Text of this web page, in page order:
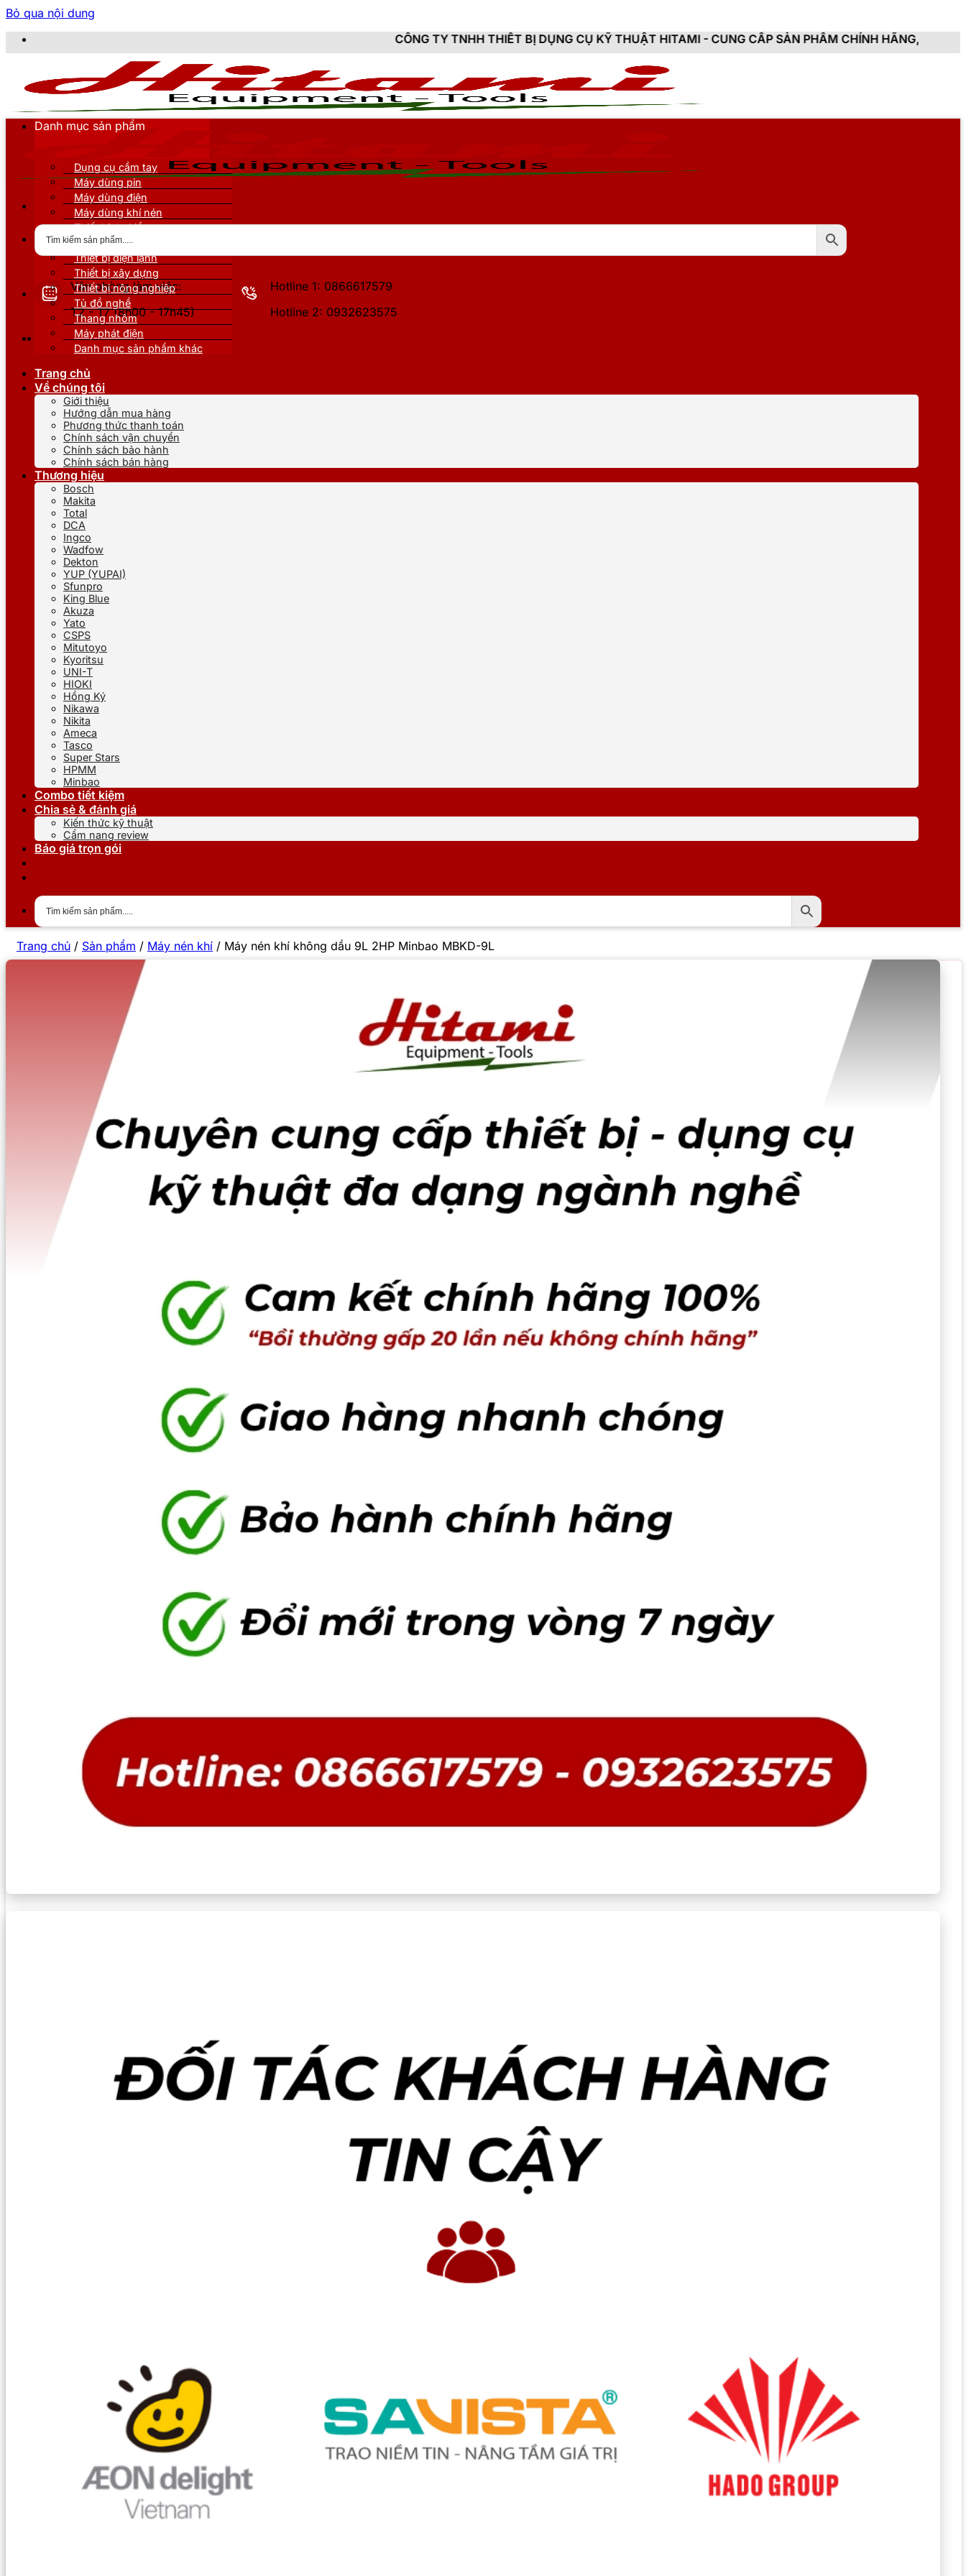
Bỏ qua nội dung
CÔNG TY TNHH THIẾT BỊ DỤNG CỤ KỸ THUẬT HITAMI - CUNG CẤP SẢN PHẨM CHÍNH HÃNG, MỚI 100%, ĐẦY ĐỦ
Văn phòng làm việc:
T2 - T7 (8h00 - 17h45)
Hotline 1: 0866617579
Hotline 2: 0932623575
Danh mục sản phẩm
Dụng cụ cầm tay
Máy dùng pin
Máy dùng điện
Máy dùng khí nén
Thiết bị đo kiểm
Thiết bị nâng đỡ
Thiết bị điện lạnh
Thiết bị xây dựng
Thiết bị nông nghiệp
Tủ đồ nghề
Thang nhôm
Máy phát điện
Danh mục sản phẩm khác
Trang chủ
Về chúng tôi
Giới thiệu
Hướng dẫn mua hàng
Phương thức thanh toán
Chính sách vận chuyển
Chính sách bảo hành
Chính sách bán hàng
Thương hiệu
Bosch
Makita
Total
DCA
Ingco
Wadfow
Dekton
YUP (YUPAI)
Sfunpro
King Blue
Akuza
Yato
CSPS
Mitutoyo
Kyoritsu
UNI-T
HIOKI
Hồng Ký
Nikawa
Nikita
Ameca
Tasco
Super Stars
HPMM
Minbao
Combo tiết kiệm
Chia sẻ & đánh giá
Kiến thức kỹ thuật
Cẩm nang review
Báo giá trọn gói
Trang chủ / Sản phẩm / Máy nén khí / Máy nén khí không dầu 9L 2HP Minbao MBKD-9L